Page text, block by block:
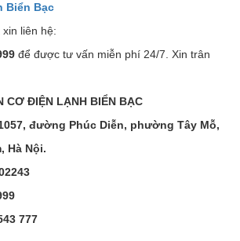
Biển Bạc
liên hệ:
để được tư vấn miễn phí 24/7. Xin trân
CƠ ĐIỆN LẠNH BIỂN BẠC
đường Phúc Diễn, phường Tây Mỗ,
Hà Nội.
777